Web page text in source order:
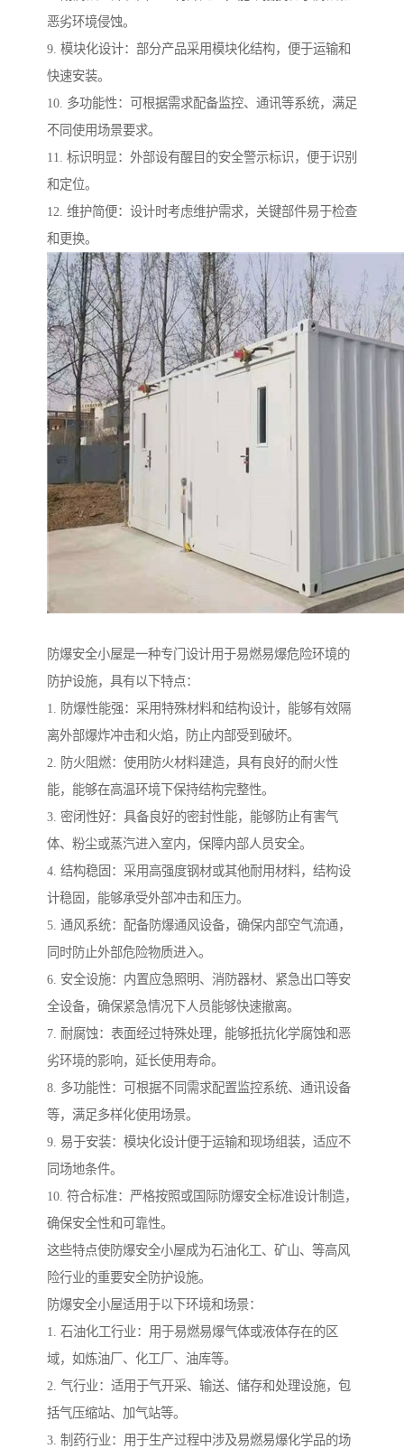
恶劣环境侵蚀。
9. 模块化设计：部分产品采用模块化结构，便于运输和
快速安装。
10. 多功能性：可根据需求配备监控、通讯等系统，满足
不同使用场景要求。
11. 标识明显：外部设有醒目的安全警示标识，便于识别
和定位。
12. 维护简便：设计时考虑维护需求，关键部件易于检查
和更换。
防爆安全小屋是一种专门设计用于易燃易爆危险环境的
防护设施，具有以下特点：
1. 防爆性能强：采用特殊材料和结构设计，能够有效隔
离外部爆炸冲击和火焰，防止内部受到破坏。
2. 防火阻燃：使用防火材料建造，具有良好的耐火性
能，能够在高温环境下保持结构完整性。
3. 密闭性好：具备良好的密封性能，能够防止有害气
体、粉尘或蒸汽进入室内，保障内部人员安全。
4. 结构稳固：采用高强度钢材或其他耐用材料，结构设
计稳固，能够承受外部冲击和压力。
5. 通风系统：配备防爆通风设备，确保内部空气流通，
同时防止外部危险物质进入。
6. 安全设施：内置应急照明、消防器材、紧急出口等安
全设备，确保紧急情况下人员能够快速撤离。
7. 耐腐蚀：表面经过特殊处理，能够抵抗化学腐蚀和恶
劣环境的影响，延长使用寿命。
8. 多功能性：可根据不同需求配置监控系统、通讯设备
等，满足多样化使用场景。
9. 易于安装：模块化设计便于运输和现场组装，适应不
同场地条件。
10. 符合标准：严格按照或国际防爆安全标准设计制造，
确保安全性和可靠性。
这些特点使防爆安全小屋成为石油化工、矿山、等高风
险行业的重要安全防护设施。
防爆安全小屋适用于以下环境和场景：
1. 石油化工行业：用于易燃易爆气体或液体存在的区
域，如炼油厂、化工厂、油库等。
2. 气行业：适用于气开采、输送、储存和处理设施，包
括气压缩站、加气站等。
3. 制药行业：用于生产过程中涉及易燃易爆化学品的场